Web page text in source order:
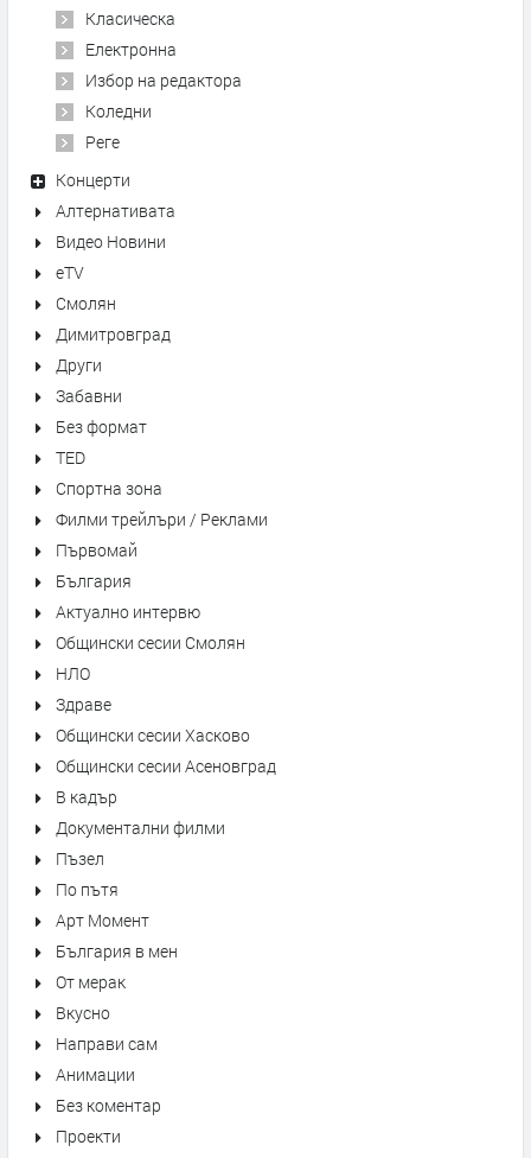
Класическа
Електронна
Избор на редактора
Коледни
Реге
Концерти
Алтернативата
Видео Новини
eTV
Смолян
Димитровград
Други
Забавни
Без формат
TED
Спортна зона
Филми трейлъри / Реклами
Първомай
България
Актуално интервю
Общински сесии Смолян
НЛО
Здраве
Общински сесии Хасково
Общински сесии Асеновград
В кадър
Документални филми
Пъзел
По пътя
Арт Момент
България в мен
От мерак
Вкусно
Направи сам
Анимации
Без коментар
Проекти